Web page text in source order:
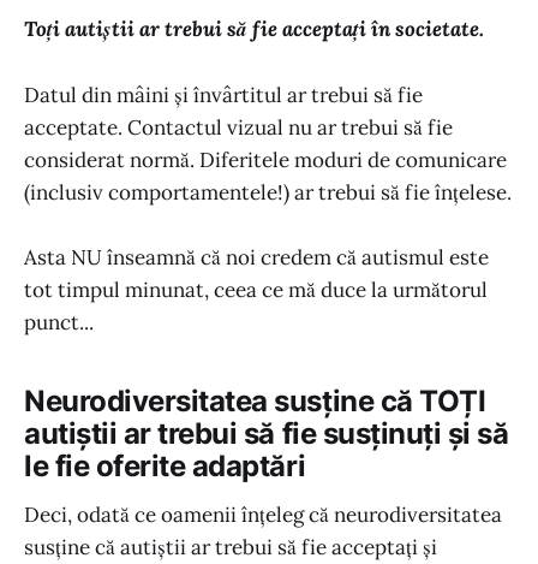
Toți autiștii ar trebui să fie acceptați în societate.
Datul din mâini și învârtitul ar trebui să fie
acceptate. Contactul vizual nu ar trebui să fie
considerat normă. Diferitele moduri de comunicare
(inclusiv comportamentele!) ar trebui să fie înțelese.
Asta NU înseamnă că noi credem că autismul este
tot timpul minunat, ceea ce mă duce la următorul
punct...
Neurodiversitatea susține că TOȚI
autiștii ar trebui să fie susținuți și să
le fie oferite adaptări
Deci, odată ce oamenii înțeleg că neurodiversitatea
susține că autiștii ar trebui să fie acceptați și